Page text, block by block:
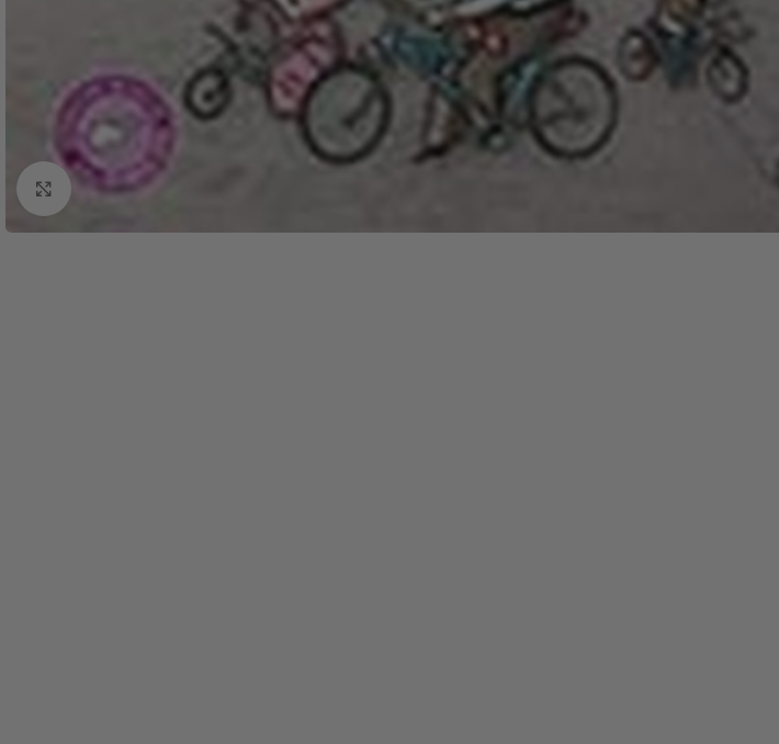
Click to enlarge